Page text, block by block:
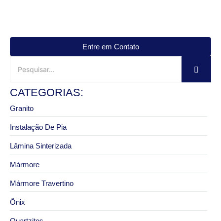
Entre em Contato
CATEGORIAS:
Granito
Instalação De Pia
Lâmina Sinterizada
Mármore
Mármore Travertino
Ônix